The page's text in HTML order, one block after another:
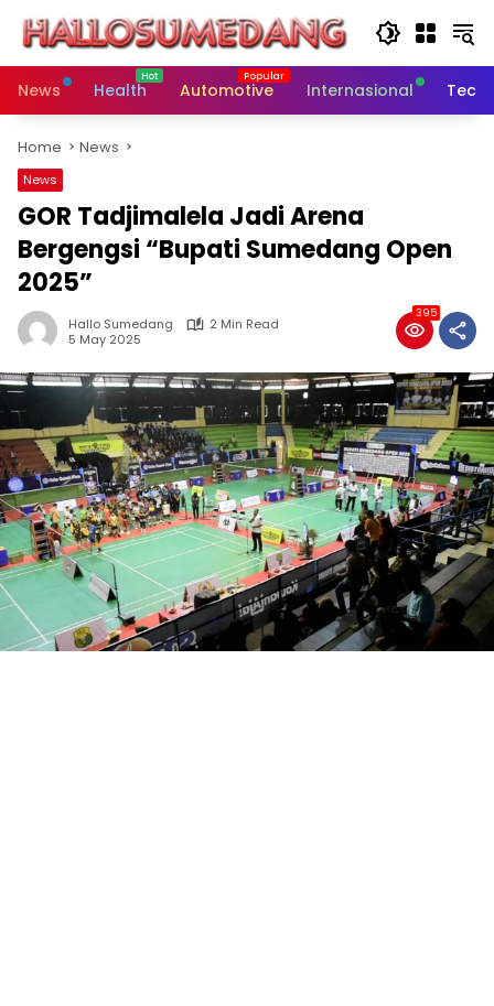
content
News
Health Automotive Internasional
Home News
News
GOR Tadjimalela Jadi Arena
Bergengsi “Bupati Sumedang Open
2025”
Hallo Sumedang
2 Min Read
5 May 2025
395